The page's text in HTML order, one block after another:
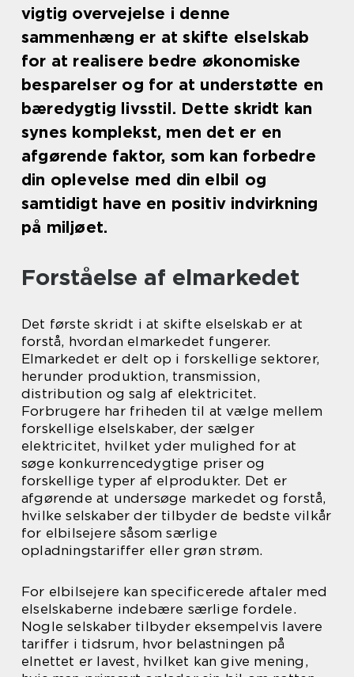
vigtig overvejelse i denne
sammenhæng er at skifte elselskab
for at realisere bedre økonomiske
besparelser og for at understøtte en
bæredygtig livsstil. Dette skridt kan
synes komplekst, men det er en
afgørende faktor, som kan forbedre
din oplevelse med din elbil og
samtidigt have en positiv indvirkning
på miljøet.
Forståelse af elmarkedet
Det første skridt i at skifte elselskab er at
forstå, hvordan elmarkedet fungerer.
Elmarkedet er delt op i forskellige sektorer,
herunder produktion, transmission,
distribution og salg af elektricitet.
Forbrugere har friheden til at vælge mellem
forskellige elselskaber, der sælger
elektricitet, hvilket yder mulighed for at
søge konkurrencedygtige priser og
forskellige typer af elprodukter. Det er
afgørende at undersøge markedet og forstå,
hvilke selskaber der tilbyder de bedste vilkår
for elbilsejere såsom særlige
opladningstariffer eller grøn strøm.
For elbilsejere kan specificerede aftaler med
elselskaberne indebære særlige fordele.
Nogle selskaber tilbyder eksempelvis lavere
tariffer i tidsrum, hvor belastningen på
elnettet er lavest, hvilket kan give mening,